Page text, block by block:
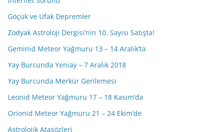
Göçük ve Ufak Depremler
Zodyak Astroloji Dergisi’nin 10. Sayısı Satışta!
Geminid Meteor Yağmuru 13 – 14 Aralık’ta
Yay Burcunda Yeniay – 7 Aralık 2018
Yay Burcunda Merkür Gerilemesi
Leonid Meteor Yağmuru 17 – 18 Kasım’da
Orionid Meteor Yağmuru 21 – 24 Ekim’de
Astrolojik Atasözleri